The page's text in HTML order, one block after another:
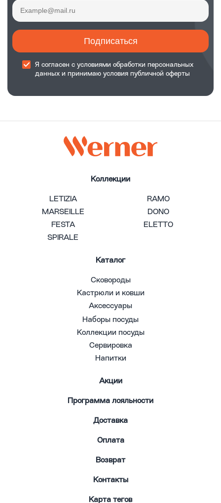
Подписаться
Я согласен с условиями обработки персональных
данных и принимаю условия публичной оферты
Коллекции
LETIZIA
RAMO
MARSEILLE
DONO
FESTA
ELETTO
SPIRALE
Каталог
Сковороды
Кастрюли и ковши
Аксессуары
Наборы посуды
Коллекции посуды
Сервировка
Напитки
Акции
Программа лояльности
Доставка
Оплата
Возврат
Контакты
Карта тегов